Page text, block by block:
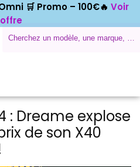
🛒 Promo – 100€🔥 Voir
: Dreame explose
de son X40